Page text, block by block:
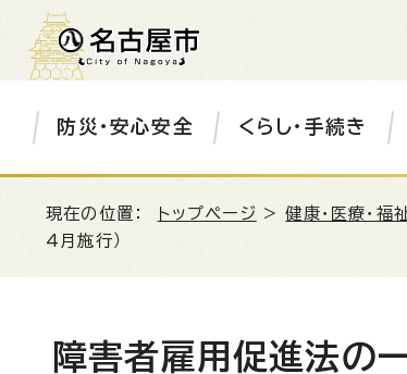
防災・安心安全 くらし・手続き
現在の位置： トップページ >健康・医療・福
4月施行）
障害者雇用促進法の